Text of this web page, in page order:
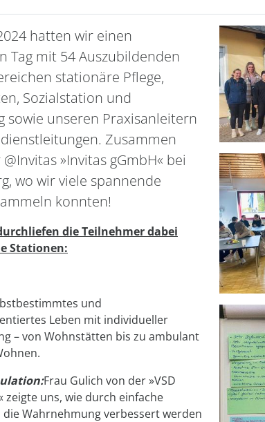
hatten wir einen
Tag mit 54 Auszubildenden
stationäre Pflege,
Sozialstation und
sowie unseren Praxisanleitern
Zusammen
»Invitas gGmbH« bei
wo wir viele spannende
konnten!
die Teilnehmer dabei
Stationen:
und
Leben mit individueller
– von Wohnstätten bis zu ambulant
Frau Gulich von der »VSD
zeigte uns, wie durch einfache
Wahrnehmung verbessert werden